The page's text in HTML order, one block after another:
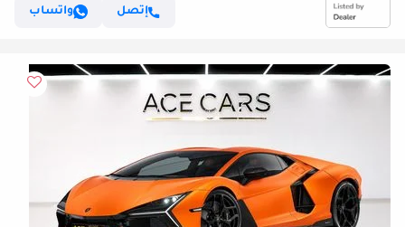
إتصل واتساب